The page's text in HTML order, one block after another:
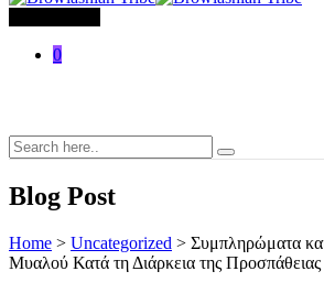
0
Blog Post
Home > Uncategorized > Συμπληρώματα
Μυαλού Κατά τη Διάρκεια της Προσπάθειας